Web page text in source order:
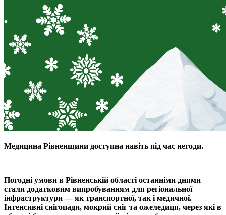
Медицина Рівненщини доступна навіть під час негоди.
Погодні умови в Рівненській області останніми днями
стали додатковим випробуванням для регіональної
інфраструктури — як транспортної, так і медичної.
Інтенсивні снігопади, мокрий сніг та ожеледиця, через які в